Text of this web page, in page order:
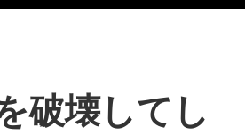
破壊してし